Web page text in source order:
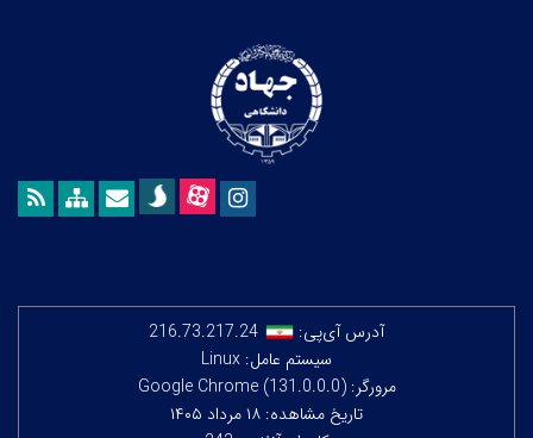
آدرس آی‌پی:
216.73.217.24
سیستم عامل: Linux
مرورگر: Google Chrome (131.0.0.0)
تاریخ مشاهده: ۱۸ مرداد ۱۴۰۵